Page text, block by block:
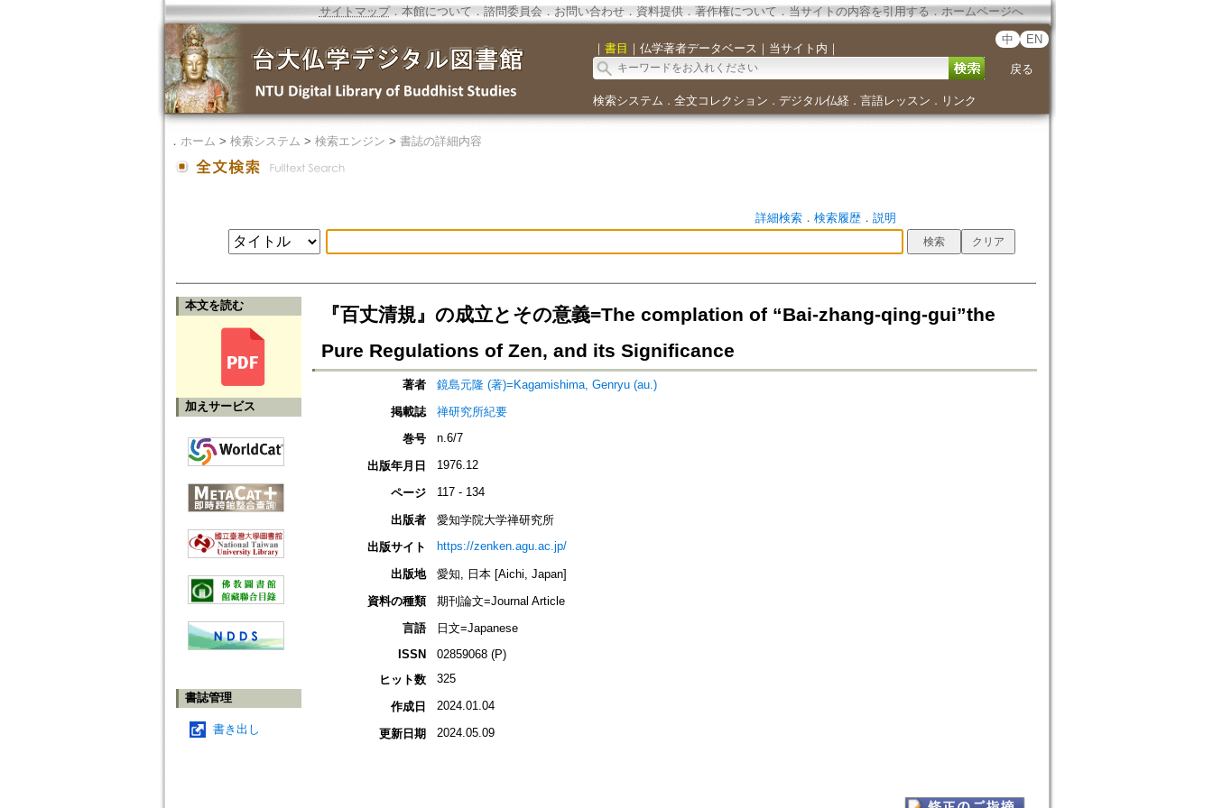
サイトマップ．本館について ． 諮問委員会． お問い合わせ． 資料提供． 著作権について．当サイトの内容を引用する ． ホームページへ
｜ 書目 ｜ 仏学著者データベース ｜ 当サイト内 ｜
中 EN
戻る
検索システム ． 全文コレクション ． デジタル仏経． 言語レッスン ． リンク
． ホーム > 検索システム > 検索エンジン > 書誌の詳細内容
詳細検索． 検索履歴． 説明
本文を読む
加えサービス
書誌管理
書き出し
『百丈清規』の成立とその意義=The complation of “Bai-zhang-qing-gui”the
Pure Regulations of Zen, and its Significance
著者
鏡島元隆 (著)=Kagamishima, Genryu (au.)
掲載誌
禅研究所紀要
巻号
n.6/7
出版年月日 1976.12
ページ 117 - 134
出版者
愛知学院大学禅研究所
出版サイト
https://zenken.agu.ac.jp/
出版地
愛知, 日本 [Aichi, Japan]
資料の種類
期刊論文=Journal Article
言語
日文=Japanese
ISSN
02859068 (P)
ヒット数
325
作成日 2024.01.04
更新日期 2024.05.09